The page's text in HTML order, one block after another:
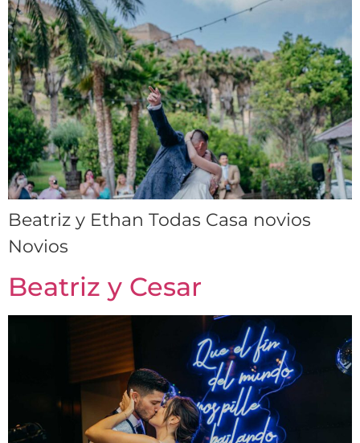
Beatriz y Ethan Todas Casa novios
Novios
Beatriz y Cesar